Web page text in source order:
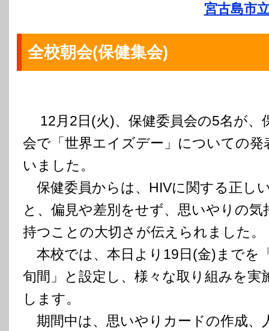
宮古島市
全校朝会(保健集会)
12月2日(火)、保健委員会の5名が、
会で「世界エイズデー」についての発
いました。
保健委員からは、HIVに関する正し
と、偏見や差別をせず、思いやりの気
持つことの大切さが伝えられました。
本校では、本日より19日(金)までを
旬間」と設定し、様々な取り組みを実
します。
期間中は、思いやりカードの作成、